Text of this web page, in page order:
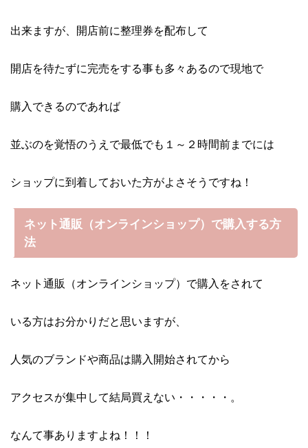
出来ますが、開店前に整理券を配布して
開店を待たずに完売をする事も多々あるので現地で
購入できるのであれば
並ぶのを覚悟のうえで最低でも１～２時間前までには
ショップに到着しておいた方がよさそうですね！
ネット通販（オンラインショップ）で購入する方
法
ネット通販（オンラインショップ）で購入をされて
いる方はお分かりだと思いますが、
人気のブランドや商品は購入開始されてから
アクセスが集中して結局買えない・・・・・。
なんて事ありますよね！！！